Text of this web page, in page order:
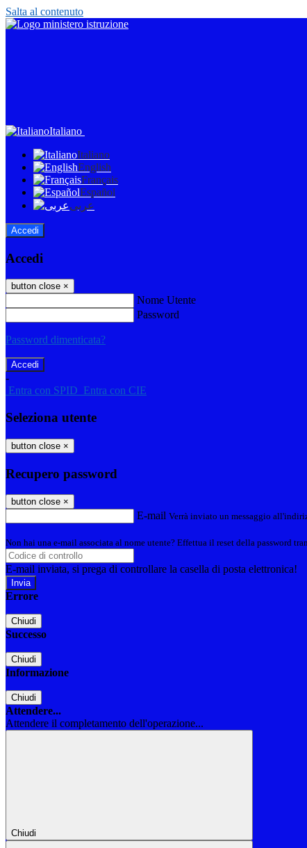
Salta al contenuto
Italiano
Italiano
English
Français
Español
عربى
Accedi
Accedi
button close ×
Nome Utente
Password
Password dimenticata?
-
Entra con SPID Entra con CIE
Seleziona utente
button close ×
Recupero password
button close ×
E-mail Verrà inviato un messaggio
Non hai una e-mail associata al nome utente? Effettua il reset della password
E-mail inviata, si prega di controllare la casella di posta elettronica!
Errore
Chiudi
Successo
Chiudi
Informazione
Chiudi
Attendere...
Attendere il completamento dell'operazione...
Chiudi